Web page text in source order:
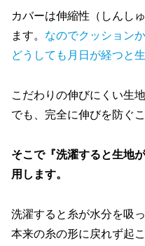
カバーは伸縮性（しんし
ます。 なのでクッション
どうしても月日が経つと
こだわりの伸びにくい生
でも、完全に伸びを防ぐ
そこで『洗濯すると生地
用します。
洗濯すると糸が水分を吸
本来の糸の形に戻れず起